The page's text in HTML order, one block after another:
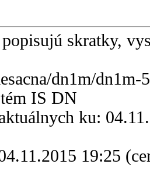
skratky,
dn1m/dn1m-
IS DN
ku:
19:25